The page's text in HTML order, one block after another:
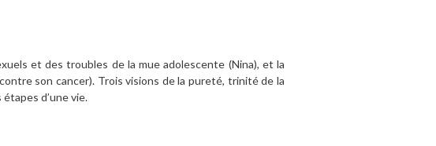
et des troubles de la mue adolescente (Nina), et la
son cancer). Trois visions de la pureté, trinité de la
d’une vie.